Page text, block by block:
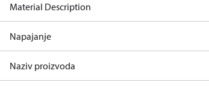
Material Description
Napajanje
Naziv proizvoda